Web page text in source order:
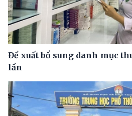
Đề xuất bổ sung danh mục
lần